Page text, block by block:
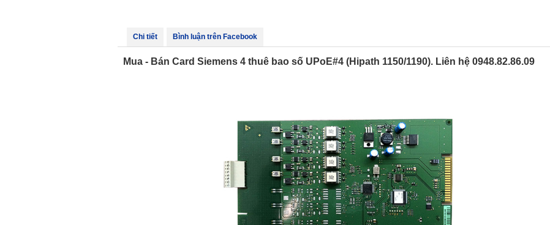
Chi tiết Bình luận trên Facebook
Mua - Bán Card Siemens 4 thuê bao số UPoE#4 (Hipath 1150/1190). Liên hệ 0948.82.86.09